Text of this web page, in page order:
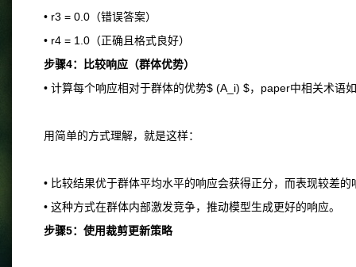
• r3 = 0.0（错误答案）
• r4 = 1.0（正确且格式良好）
步骤4：比较响应（群体优势）
• 计算每个响应相对于群体的优势$ (A_i) $，paper中相关术语如
用简单的方式理解，就是这样：
• 比较结果优于群体平均水平的响应会获得正分，而表现较差的
• 这种方式在群体内部激发竞争，推动模型生成更好的响应。
步骤5：使用裁剪更新策略